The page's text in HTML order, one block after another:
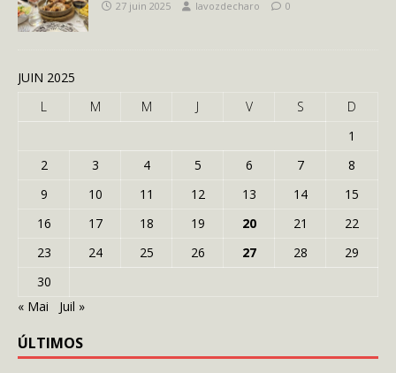
27 juin 2025 lavozdecharo 0
JUIN 2025
L
M M J V S
D
1
2
3 4 5 6 7
8
9
10 11 12 13 14
15
16
17 18 19 20 21
22
23
24 25 26 27 28
29
30
« Mai
Juil »
ÚLTIMOS